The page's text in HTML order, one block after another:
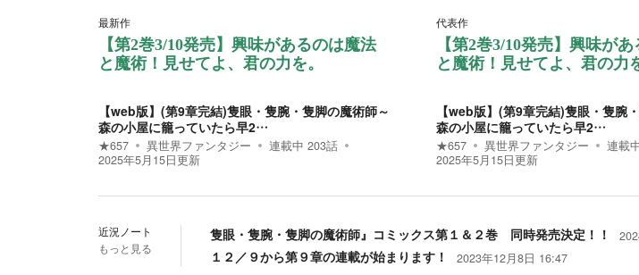
最新作
【第2巻3/10発売】興味があるのは魔法
と魔術！見せてよ、君の力を。
【web版】(第9章完結)隻眼・隻腕・隻脚の魔術師～
森の小屋に籠っていたら早2…
★657 異世界ファンタジー 連載中 203話
2025年5月15日更新
代表作
【第2巻3/10発売】興味が
と魔術！見せてよ、君の力
【web版】(第9章完結)隻眼・隻腕
森の小屋に籠っていたら早2…
★657 異世界ファンタジー 連載
2025年5月15日更新
近況ノート
もっと見る
隻眼・隻腕・隻脚の魔術師』コミックス第１＆２巻 同時発売決定！！
１２／９から第９章の連載が始まります！ 2023年12月8日 16:47